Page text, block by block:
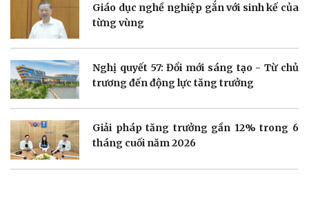
Sức khỏe
Dinh dưỡng - món ngon
Cây thuốc
Sản phụ khoa
Nhi khoa
Làm đẹp - giảm cân
Phòng mạch online
Ăn sạch sống khỏe
Blog
Tình yêu - Gia đình
Giáo dục nghề nghiệp gắn với sinh kế của
từng vùng
Nghị quyết 57: Đổi mới sáng tạo - Từ chủ
trương đến động lực tăng trưởng
Giải pháp tăng trưởng gần 12% trong 6
tháng cuối năm 2026